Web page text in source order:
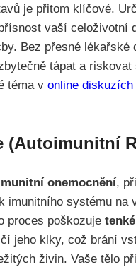
je přitom klíčové.
vaší celoživotní
Bez přesné lékařské
tápat a
téma v online diskuzích
(autoimunitní
onemocnění,
imunitního systému na
proces poškozuje
jeho klky, což brání
živin. Vaše tělo